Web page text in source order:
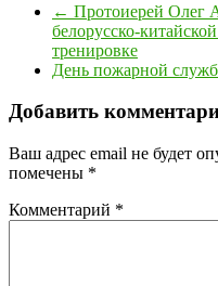
← Протоиерей Олег
белорусско-
тренировке
День пожарной
Добавить
Ваш адрес email не будет
помечены *
Комментарий *